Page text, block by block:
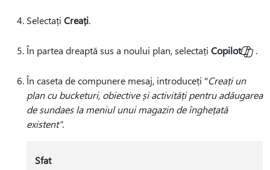
Selectați Creați.
În partea dreaptă sus a noului plan, selectați Copilot .
În caseta de compunere mesaj, introduceți "Creați un
plan cu bucketuri, obiective și activități pentru adăugarea
de sundaes la meniul unui magazin de înghețată
existent".
Sfat